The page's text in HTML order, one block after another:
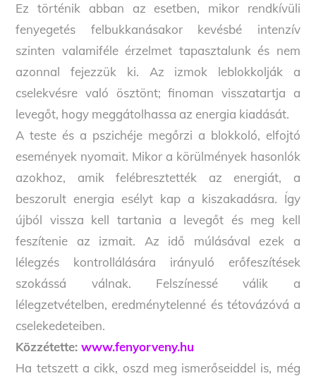
Ez történik abban az esetben, mikor rendkívüli
fenyegetés felbukkanásakor kevésbé intenzív
szinten valamiféle érzelmet tapasztalunk és nem
azonnal fejezzük ki. Az izmok leblokkolják a
cselekvésre való ösztönt; finoman visszatartja a
levegőt, hogy meggátolhassa az energia kiadását.
A teste és a pszichéje megőrzi a blokkoló, elfojtó
események nyomait. Mikor a körülmények hasonlók
azokhoz, amik felébresztették az energiát, a
beszorult energia esélyt kap a kiszakadásra. Így
újból vissza kell tartania a levegőt és meg kell
feszítenie az izmait. Az idő múlásával ezek a
lélegzés kontrollálására irányuló erőfeszítések
szokássá válnak. Felszínessé válik a
lélegzetvételben, eredménytelenné és tétovázóvá a
cselekedeteiben.
Közzétette:www.fenyorveny.hu
Ha tetszett a cikk, oszd meg ismerőseiddel is, még